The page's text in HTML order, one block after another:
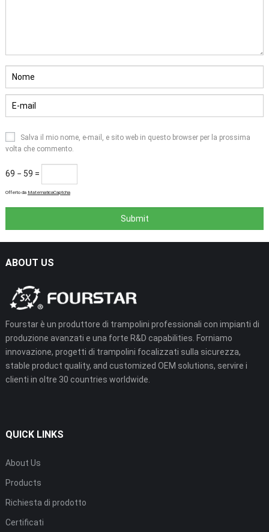
Salva il mio nome, e-mail, e sito web in questo browser per la prossima
volta che commento.
69 − 59 =
Offerto da MatematicaCaptcha
ABOUT US
Fourstar è un produttore di trampolini professionali con impianti di
produzione avanzati e una forte R&D capabilities . Forniamo
innovazione, progetti di trampolini focalizzati sulla sicurezza,
stable product quality, and customized OEM solutions, servire i
clienti in oltre 30 countries worldwide
QUICK LINKS
About Us
Products
Richiesta di prodotto
Certificati